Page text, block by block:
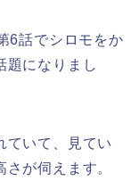
6話でシロモをか
題になりまし
ていて、見てい
が伺えます。